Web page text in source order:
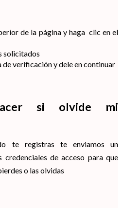
de la página y haga clic en el
solicitados
de verificación y dele en continuar
si olvide mi
te registras te enviamos un
de acceso para que
o las olvidas